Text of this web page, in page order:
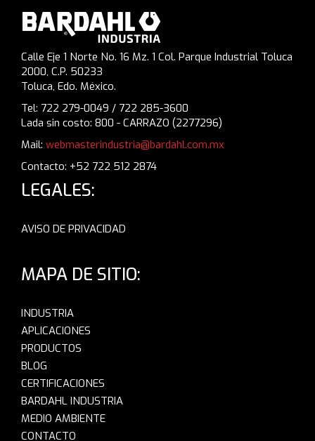
Calle Eje 1 Norte No. 16 Mz. 1 Col. Parque Industrial Toluca
2000, C.P. 50233
Toluca, Edo. México.
Tel: 722 279-0049 / 722 285-3600
Lada sin costo: 800 - CARRAZO (2277296)
Mail: webmasterindustria@bardahl.com.mx
Contacto: +52 722 512 2874
LEGALES:
AVISO DE PRIVACIDAD
MAPA DE SITIO:
INDUSTRIA
APLICACIONES
PRODUCTOS
BLOG
CERTIFICACIONES
BARDAHL INDUSTRIA
MEDIO AMBIENTE
CONTACTO